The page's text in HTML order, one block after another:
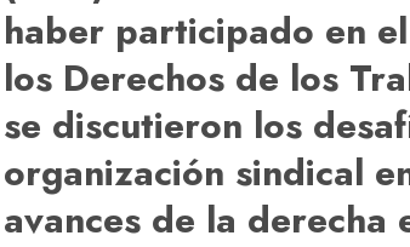
haber participado en
los Derechos de los
se discutieron los
organización sindical
avances de la derecha